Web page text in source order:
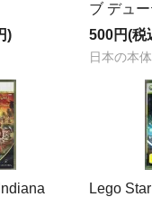
)
ブ デュ
500円(税
日本の本
Lego